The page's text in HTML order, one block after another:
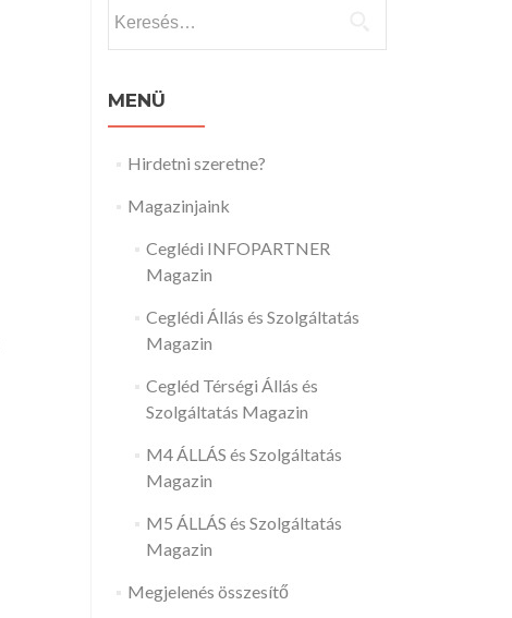
MENÜ
Hirdetni szeretne?
Magazinjaink
Ceglédi INFOPARTNER
Magazin
Ceglédi Állás és Szolgáltatás
Magazin
Cegléd Térségi Állás és
Szolgáltatás Magazin
M4 ÁLLÁS és Szolgáltatás
Magazin
M5 ÁLLÁS és Szolgáltatás
Magazin
Megjelenés összesítő